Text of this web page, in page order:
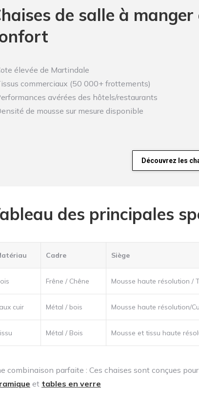
de salle à
élevée de Martindale
commerciaux (50 000+ frottements)
avérées des hôtels/restaurants
de mousse sur mesure disponible
Découvrez les
des principales
Cadre Siège
Frêne / Chêne Mousse haute résolution /
cuir Métal / bois Mousse haute résolution/
Métal / Bois Mousse et tissu haute
combinaison parfaite : Ces chaises sont conçues
et tables en verre